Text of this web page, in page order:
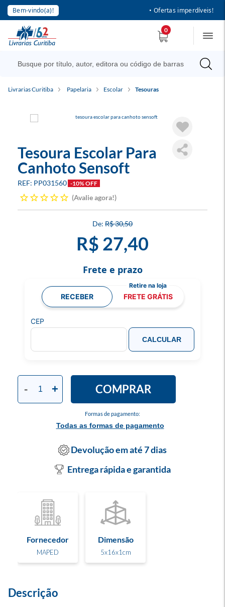
Bem-vindo(a)! • Ofertas imperdíveis!
0
Livrarias Curitiba Papelaria Escolar Tesouras
Tesoura Escolar Para
Canhoto Sensoft
PP031560 -10% OFF
Avalie agora!
R$ 30,50
R$ 27,40
Formas de pagamento:
Todas as formas de pagamento
- + COMPRAR
Frete e prazo
RECEBER FRETE GRÁTIS
CEP
CALCULAR
Devolução em até 7 dias
Entrega rápida e garantida
Fornecedor
MAPED
Dimensão
5x16x1cm
Descrição